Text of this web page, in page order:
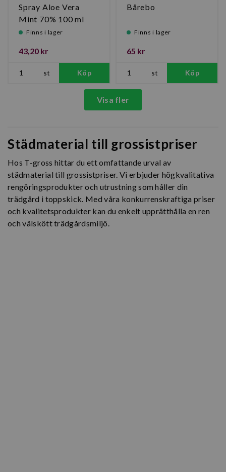
Spray Aloe Vera
Mint 70% 100 ml
Finns i lager
43,20 kr
st Köp
Bårebo
Finns i lager
65 kr
st Köp
Visa fler
Städmaterial till grossistpriser
Hos T-gross hittar du ett omfattande urval av
städmaterial till grossistpriser. Vi erbjuder högkvalitativa
rengöringsprodukter och utrustning som håller din
trädgård i toppskick. Med våra konkurrenskraftiga priser
och kvalitetsprodukter kan du enkelt upprätthålla en ren
och välskött trädgårdsmiljö.